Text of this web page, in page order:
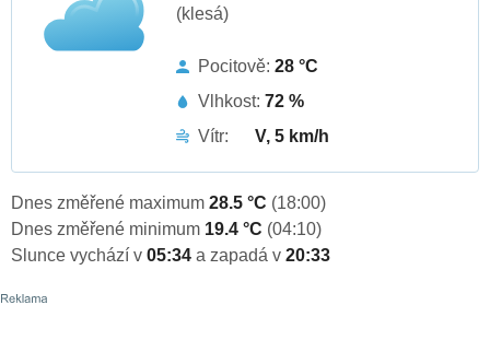
(klesá)
Pocitově: 28 °C
Vlhkost: 72 %
Vítr:
V, 5 km/h
Dnes změřené maximum 28.5 °C (18:00)
Dnes změřené minimum 19.4 °C (04:10)
Slunce vychází v 05:34 a zapadá v 20:33